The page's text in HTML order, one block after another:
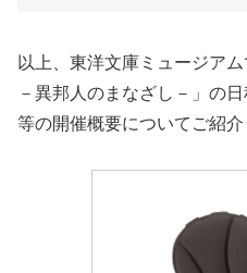
以上、東洋文庫ミュージア
－異邦人のまなざし－」の
等の開催概要についてご紹